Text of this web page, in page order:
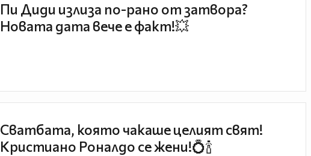
Пи Диди излиза по-рано от затвора?
Новата дата вече е факт!💥
Сватбата, която чакаше целият свят!
Кристиано Роналдо се жени!💍🍾